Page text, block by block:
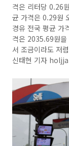
격은 리터당 0.26
균 가격은 0.29원
경유 전국 평균 가
격은 2035.69원을
서 조금이라도 저
신태현 기자